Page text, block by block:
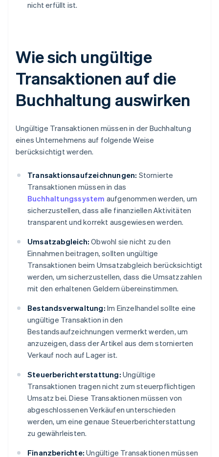
nicht erfüllt ist.
Wie sich ungültige
Transaktionen auf die
Buchhaltung auswirken
Ungültige Transaktionen müssen in der Buchhaltung
eines Unternehmens auf folgende Weise
berücksichtigt werden.
Transaktionsaufzeichnungen: Stornierte
Transaktionen müssen in das
Buchhaltungssystem aufgenommen werden, um
sicherzustellen, dass alle finanziellen Aktivitäten
transparent und korrekt ausgewiesen werden.
Umsatzabgleich: Obwohl sie nicht zu den
Einnahmen beitragen, sollten ungültige
Transaktionen beim Umsatzabgleich berücksichtigt
werden, um sicherzustellen, dass die Umsatzzahlen
mit den erhaltenen Geldern übereinstimmen.
Bestandsverwaltung: Im Einzelhandel sollte eine
ungültige Transaktion in den
Bestandsaufzeichnungen vermerkt werden, um
anzuzeigen, dass der Artikel aus dem stornierten
Verkauf noch auf Lager ist.
Steuerberichterstattung: Ungültige
Transaktionen tragen nicht zum steuerpflichtigen
Umsatz bei. Diese Transaktionen müssen von
abgeschlossenen Verkäufen unterschieden
werden, um eine genaue Steuerberichterstattung
zu gewährleisten.
Finanzberichte: Ungültige Transaktionen müssen